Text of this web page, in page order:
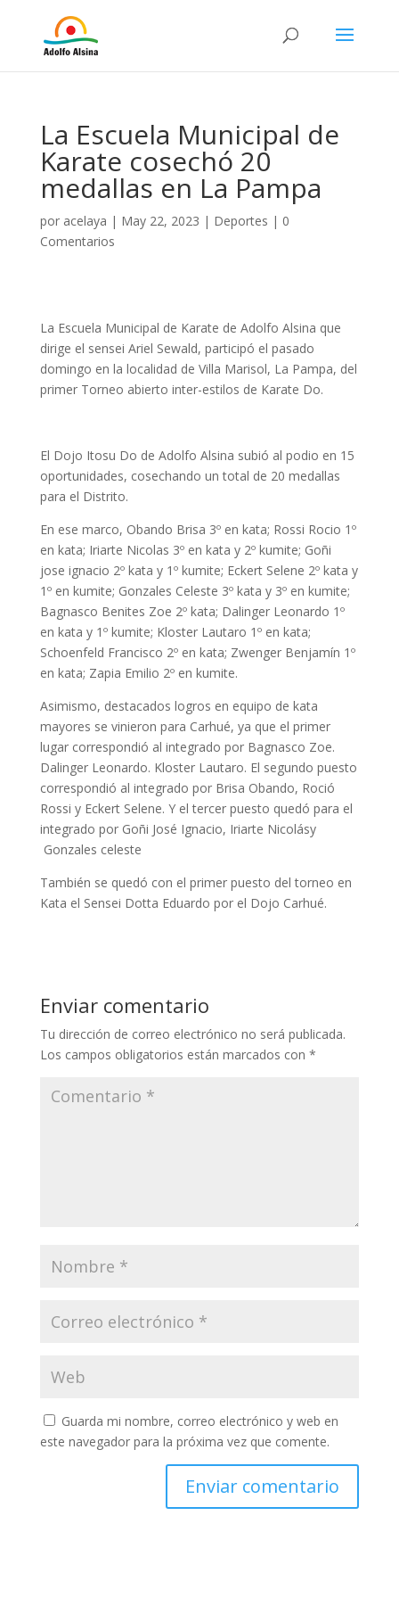
La Escuela Municipal de
Karate cosechó 20
medallas en La Pampa
por acelaya | May 22, 2023 | Deportes | 0
Comentarios
La Escuela Municipal de Karate de Adolfo Alsina que
dirige el sensei Ariel Sewald, participó el pasado
domingo en la localidad de Villa Marisol, La Pampa, del
primer Torneo abierto inter-estilos de Karate Do.
El Dojo Itosu Do de Adolfo Alsina subió al podio en 15
oportunidades, cosechando un total de 20 medallas
para el Distrito.
En ese marco, Obando Brisa 3º en kata; Rossi Rocio 1º
en kata; Iriarte Nicolas 3º en kata y 2º kumite; Goñi
jose ignacio 2º kata y 1º kumite; Eckert Selene 2º kata y
1º en kumite; Gonzales Celeste 3º kata y 3º en kumite;
Bagnasco Benites Zoe 2º kata; Dalinger Leonardo 1º
en kata y 1º kumite; Kloster Lautaro 1º en kata;
Schoenfeld Francisco 2º en kata; Zwenger Benjamín 1º
en kata; Zapia Emilio 2º en kumite.
Asimismo, destacados logros en equipo de kata
mayores se vinieron para Carhué, ya que el primer
lugar correspondió al integrado por Bagnasco Zoe.
Dalinger Leonardo. Kloster Lautaro. El segundo puesto
correspondió al integrado por Brisa Obando, Roció
Rossi y Eckert Selene. Y el tercer puesto quedó para el
integrado por Goñi José Ignacio, Iriarte Nicolásy
Gonzales celeste
También se quedó con el primer puesto del torneo en
Kata el Sensei Dotta Eduardo por el Dojo Carhué.
Enviar comentario
Tu dirección de correo electrónico no será publicada.
Los campos obligatorios están marcados con *
Guarda mi nombre, correo electrónico y web en
este navegador para la próxima vez que comente.